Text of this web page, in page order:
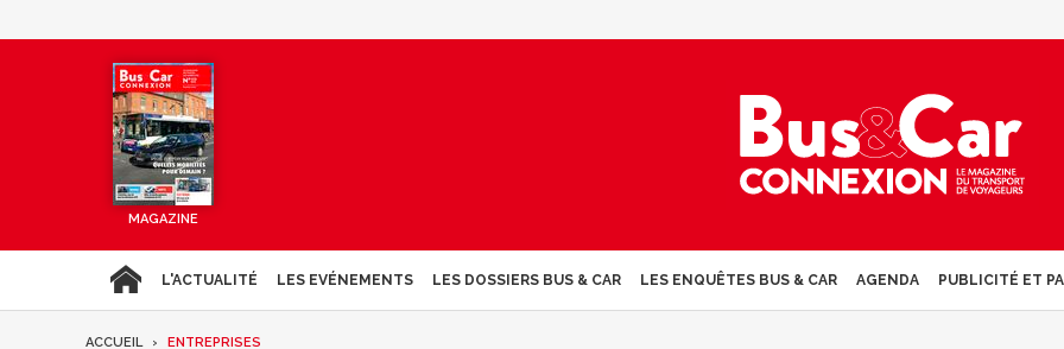
MAGAZINE
L'ACTUALITÉ LES EVÉNEMENTS LES DOSSIERS BUS & CAR LES ENQUÊTES BUS & CAR AGENDA PUBLICITÉ ET
ACCUEIL ENTREPRISES